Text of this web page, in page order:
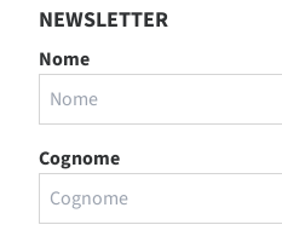
NEWSLETTER
Nome
Cognome